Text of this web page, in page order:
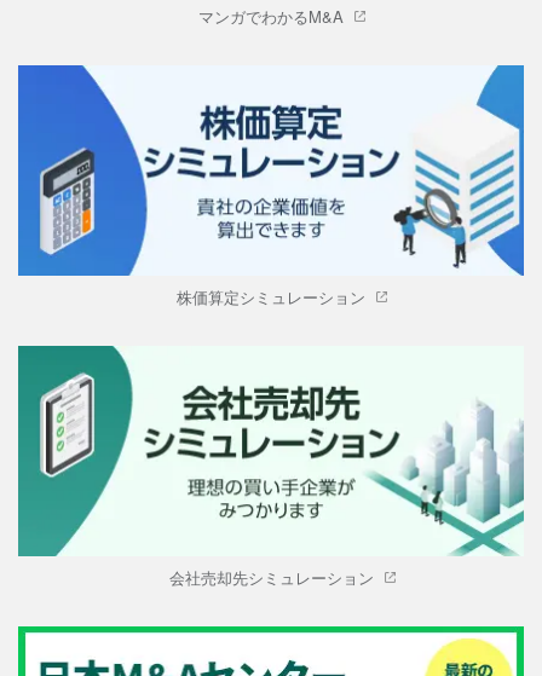
マンガでわかるM&A
株価算定シミュレーション
会社売却先シミュレーション